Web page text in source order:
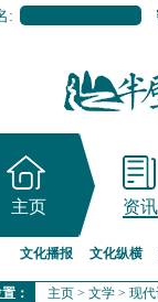
:
主页 资讯
文化播报 文化纵横
： 主页 > 文学 > 现代